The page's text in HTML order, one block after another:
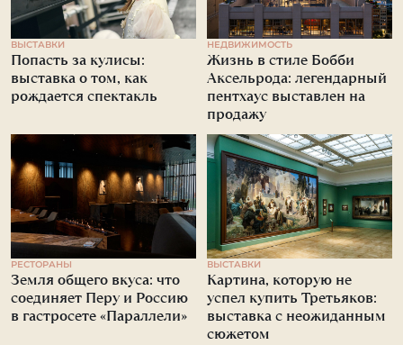
ВЫСТАВКИ
Попасть за кулисы:
выставка о том, как
рождается спектакль
НЕДВИЖИМОСТЬ
Жизнь в стиле Бобби
Аксельрода: легендарный
пентхаус выставлен на
продажу
РЕСТОРАНЫ
Земля общего вкуса: что
соединяет Перу и Россию
в гастросете «Параллели»
ВЫСТАВКИ
Картина, которую не
успел купить Третьяков:
выставка с неожиданным
сюжетом